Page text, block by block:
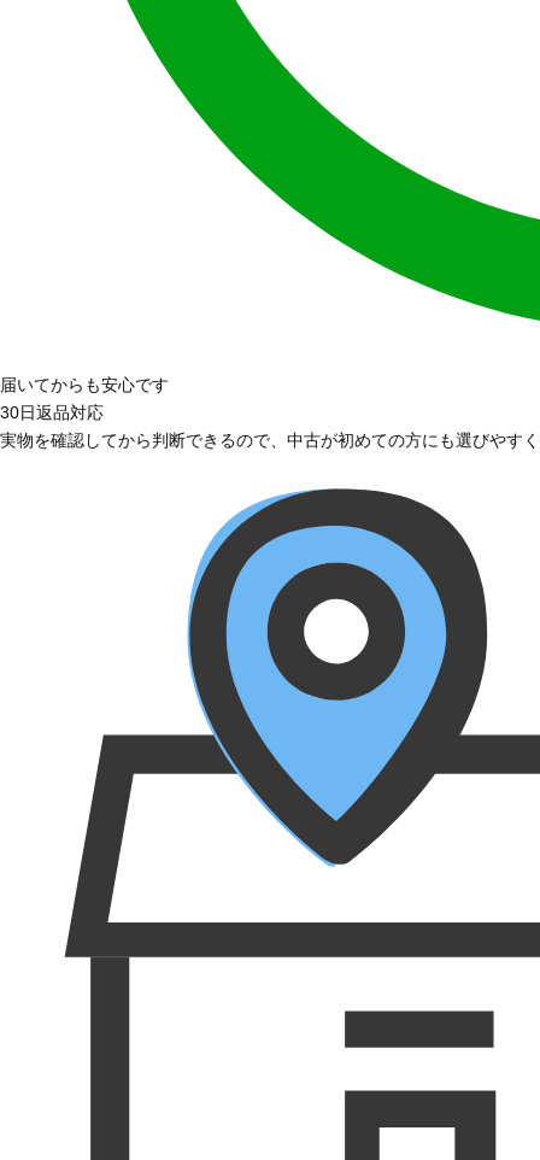
届いてからも安心です
30日返品対応
実物を確認してから判断できるので、中古が初めての方にも選びやす